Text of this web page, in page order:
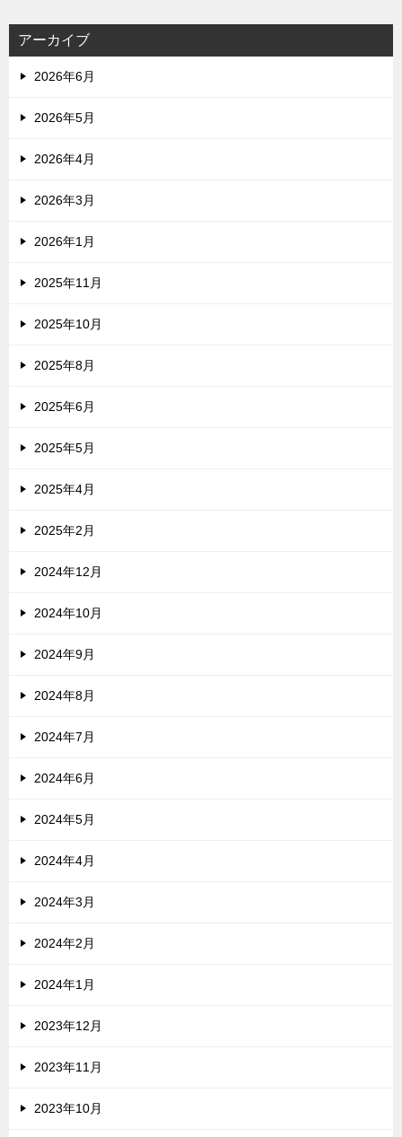
アーカイブ
2026年6月
2026年5月
2026年4月
2026年3月
2026年1月
2025年11月
2025年10月
2025年8月
2025年6月
2025年5月
2025年4月
2025年2月
2024年12月
2024年10月
2024年9月
2024年8月
2024年7月
2024年6月
2024年5月
2024年4月
2024年3月
2024年2月
2024年1月
2023年12月
2023年11月
2023年10月